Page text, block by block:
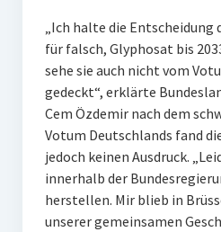
„Ich halte die Entscheidung
für falsch, Glyphosat bis
sehe sie auch nicht vom
gedeckt“, erklärte
Cem Özdemir nach dem
Votum Deutschlands fand
jedoch keinen Ausdruck.
innerhalb der
herstellen. Mir blieb in
unserer gemeinsamen